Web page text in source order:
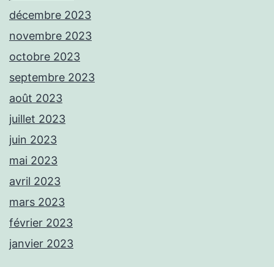
décembre 2023
novembre 2023
octobre 2023
septembre 2023
août 2023
juillet 2023
juin 2023
mai 2023
avril 2023
mars 2023
février 2023
janvier 2023